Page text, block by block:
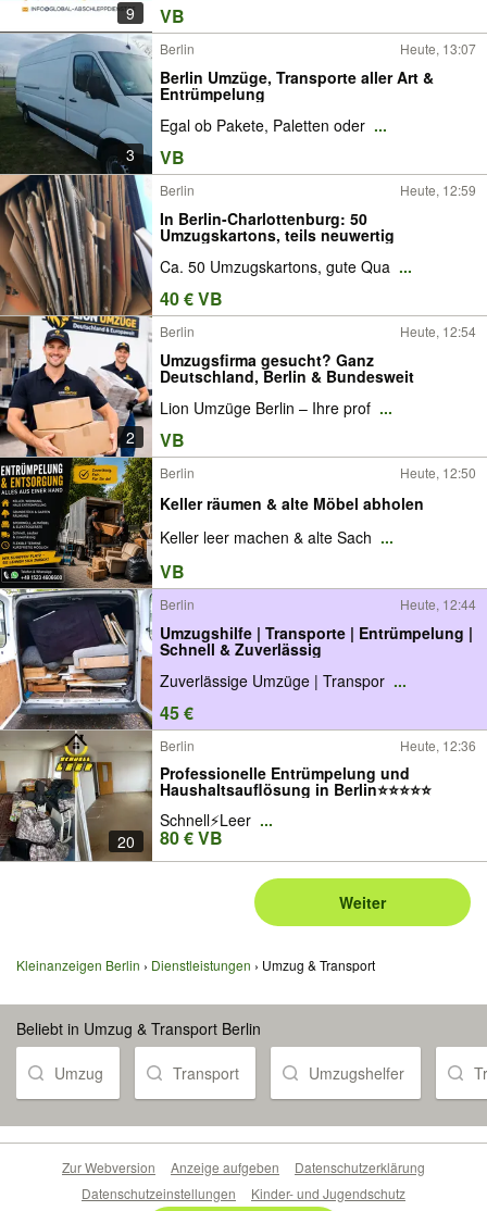
9 VB
3
Berlin Heute, 13:07
Berlin Umzüge, Transporte aller Art &
Entrümpelung
Egal ob Pakete, Paletten oder ...
VB
Berlin Heute, 12:59
In Berlin-Charlottenburg: 50
Umzugskartons, teils neuwertig
Ca. 50 Umzugskartons, gute Qua ...
40 € VB
2
Berlin Heute, 12:54
Umzugsfirma gesucht? Ganz
Deutschland, Berlin & Bundesweit
Lion Umzüge Berlin – Ihre prof ...
VB
Berlin Heute, 12:50
Keller räumen & alte Möbel abholen
Keller leer machen & alte Sach ...
VB
Berlin Heute, 12:44
Umzugshilfe | Transporte | Entrümpelung |
Schnell & Zuverlässig
Zuverlässige Umzüge | Transpor ...
45 €
20
Berlin Heute, 12:36
Professionelle Entrümpelung und
Haushaltsauflösung in Berlin⭐⭐⭐⭐⭐
Schnell⚡Leer ...
80 € VB
Weiter
Kleinanzeigen Berlin Dienstleistungen Umzug & Transport
Beliebt in Umzug & Transport Berlin
Umzug Transport Umzugshelfer
Zur Webversion Anzeige aufgeben
Datenschutzerklärung
Datenschutzeinstellungen
Kinder- und Jugendschutz